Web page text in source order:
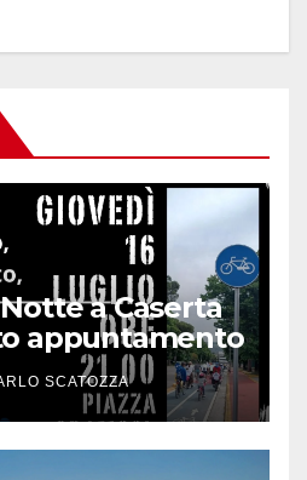
a Caserta
appuntamento
SCATOZZA